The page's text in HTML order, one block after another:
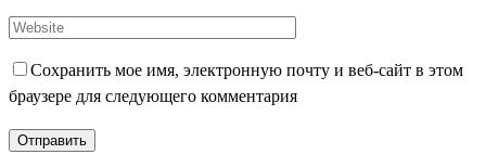
Сохранить мое имя, электронную почту и веб-сайт в этом
браузере для следующего комментария